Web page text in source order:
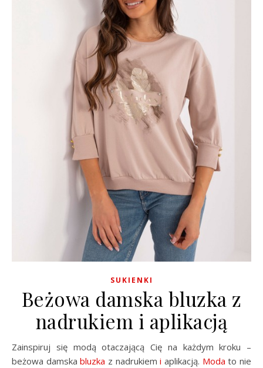
SUKIENKI
Beżowa damska bluzka z
nadrukiem i aplikacją
Zainspiruj się modą otaczającą Cię na każdym kroku –
beżowa damskabluzka z nadrukiemi aplikacją. Moda to nie